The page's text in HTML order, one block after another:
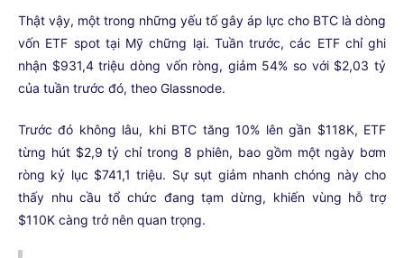
Thật vậy, một trong những yếu tố gây áp lực cho BTC là dòng
vốn ETF spot tại Mỹ chững lại. Tuần trước, các ETF chỉ ghi
nhận $931,4 triệu dòng vốn ròng, giảm 54% so với $2,03 tỷ
của tuần trước đó, theo Glassnode.
Trước đó không lâu, khi BTC tăng 10% lên gần $118K, ETF
từng hút $2,9 tỷ chỉ trong 8 phiên, bao gồm một ngày bơm
ròng kỷ lục $741,1 triệu. Sự sụt giảm nhanh chóng này cho
thấy nhu cầu tổ chức đang tạm dừng, khiến vùng hỗ trợ
$110K càng trở nên quan trọng.